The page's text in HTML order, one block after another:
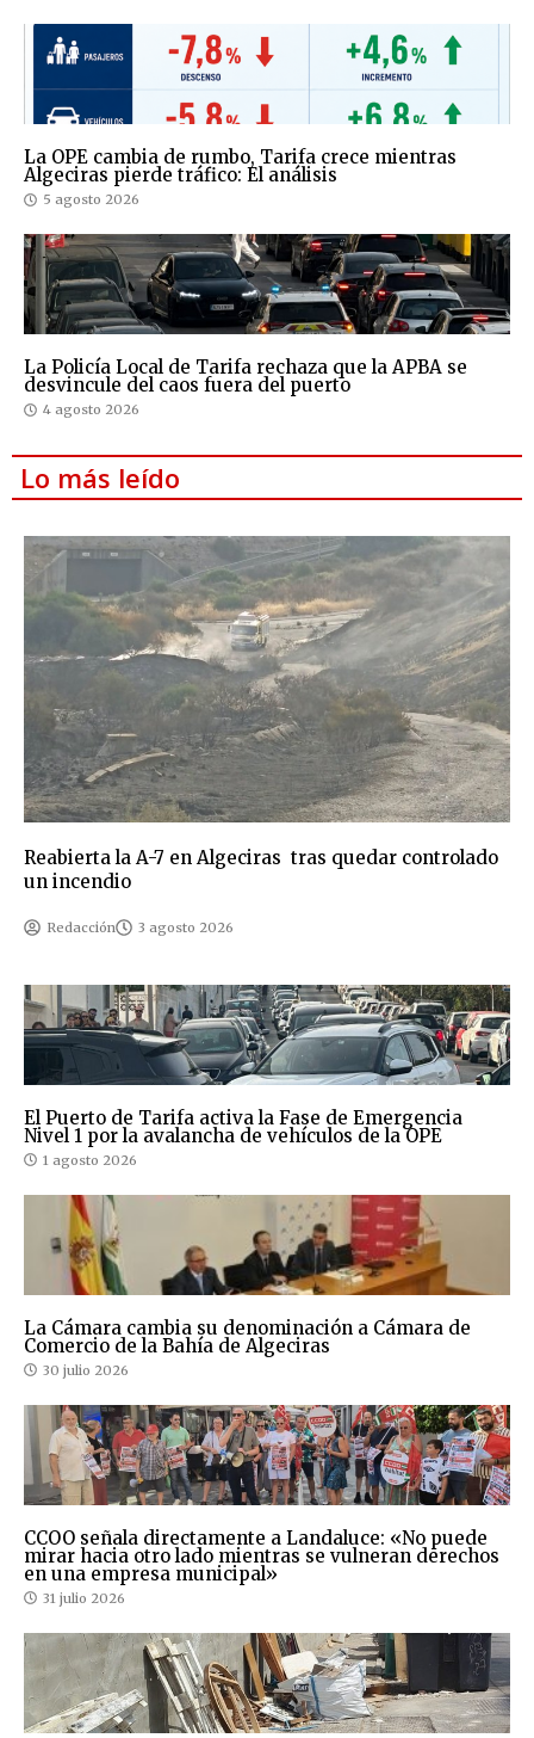
La OPE cambia de rumbo, Tarifa crece mientras
Algeciras pierde tráfico: El análisis
5 agosto 2026
La Policía Local de Tarifa rechaza que la APBA se
desvincule del caos fuera del puerto
4 agosto 2026
Lo más leído
Reabierta la A-7 en Algeciras tras quedar controlado
un incendio
Redacción 3 agosto 2026
El Puerto de Tarifa activa la Fase de Emergencia
Nivel 1 por la avalancha de vehículos de la OPE
1 agosto 2026
La Cámara cambia su denominación a Cámara de
Comercio de la Bahía de Algeciras
30 julio 2026
CCOO señala directamente a Landaluce: «No puede
mirar hacia otro lado mientras se vulneran derechos
en una empresa municipal»
31 julio 2026